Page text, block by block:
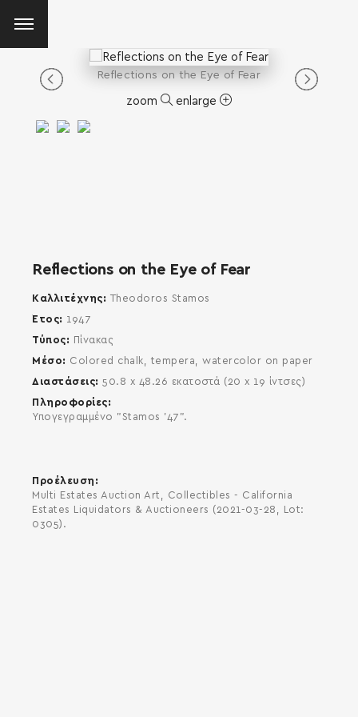
Reflections on the Eye of Fear
zoom enlarge
Reflections on the Eye of Fear
Καλλιτέχνης
Theodoros Stamos
Έτος
1947
Τύπος
Πίνακας
Μέσο
Colored chalk, tempera, watercolor on paper
Διαστάσεις
50.8 x 48.26 εκατοστά (20 x 19 ίντσες)
Πληροφορίες
Υπογεγραμμένο "Stamos '47".
Προέλευση
Multi Estates Auction Art, Collectibles - California
Estates Liquidators & Auctioneers (2021-03-28, Lot:
0305).